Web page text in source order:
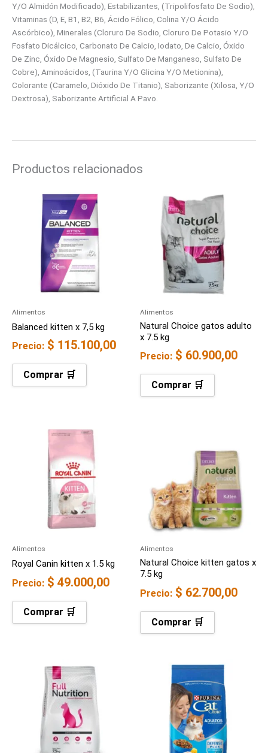
Y/O Almidón Modificado), Estabilizantes, (Tripolifosfato De Sodio),
Vitaminas (D, E, B1, B2, B6, Ácido Fólico, Colina Y/O Ácido
Ascórbico), Minerales (Cloruro De Sodio, Cloruro De Potasio Y/O
Fosfato Dicálcico, Carbonato De Calcio, Iodato, De Calcio, Óxido
De Zinc, Óxido De Magnesio, Sulfato De Manganeso, Sulfato De
Cobre), Aminoácidos, (Taurina Y/O Glicina Y/O Metionina),
Colorante (Caramelo, Dióxido De Titanio), Saborizante (Xilosa, Y/O
Dextrosa), Saborizante Artificial A Pavo.
Productos relacionados
Alimentos
Balanced kitten x 7,5 kg
Precio: $ 115.100,00
Comprar 🛒
Alimentos
Natural Choice gatos adulto
x 7.5 kg
Precio: $ 60.900,00
Comprar 🛒
Alimentos
Royal Canin kitten x 1.5 kg
Precio: $ 49.000,00
Comprar 🛒
Alimentos
Natural Choice kitten gatos x
7.5 kg
Precio: $ 62.700,00
Comprar 🛒